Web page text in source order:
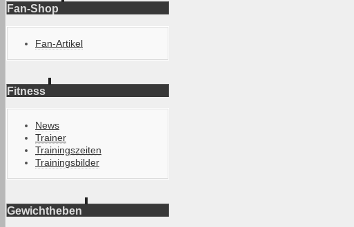
Fan-Shop
Fan-Artikel
Fitness
News
Trainer
Trainingszeiten
Trainingsbilder
Gewichtheben